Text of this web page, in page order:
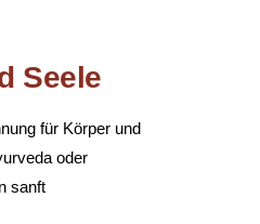
Seele
für Körper und
oder
sanft